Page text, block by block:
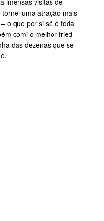
imensas visitas de
uma atração mais
o que por si só é toda
comi o melhor fried
das dezenas que se